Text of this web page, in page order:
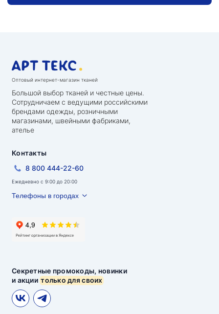
Оптовый интернет-магазин тканей
Большой выбор тканей и честные цены.
Сотрудничаем с ведущими российскими
брендами одежды, розничными
магазинами, швейными фабриками,
ателье
Секретные промокоды, новинки
и акциитолько для своих
Контакты
8 800 444-22-60
Ежедневно с 9:00 до 20:00
Телефоны в городах